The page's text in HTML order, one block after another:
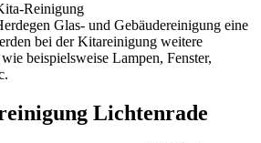
Glas- und Gebäudereinigung eine
bei der Kitareinigung weitere
beispielsweise Lampen, Fenster,
Lichtenrade